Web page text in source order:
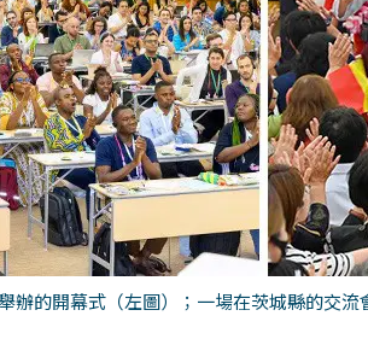
辦的開幕式（左圖）；一場在茨城縣的交流